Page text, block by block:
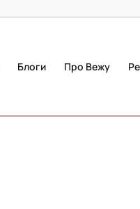
Блоги Про Вежу